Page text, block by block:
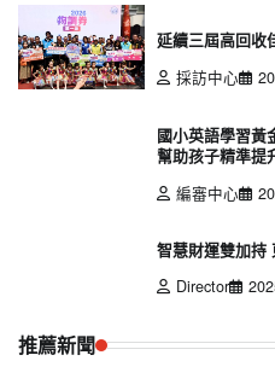
延續三屆高回收
採訪中心
國小英語學習黃
幫助孩子精準提
編審中心
智慧財運雙加持
Director
推薦新聞